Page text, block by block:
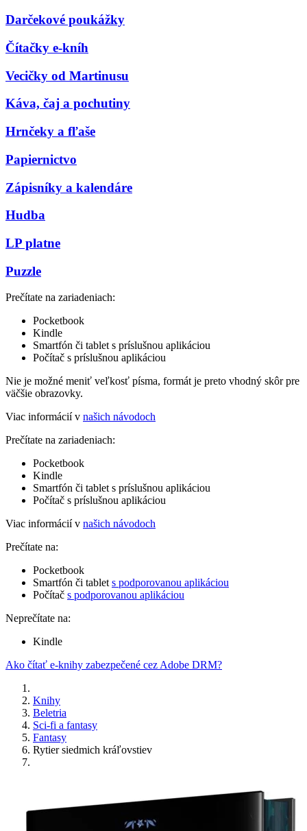
Darčekové poukážky
Čítačky e-kníh
Vecičky od Martinusu
Káva, čaj a pochutiny
Hrnčeky a fľaše
Papiernictvo
Zápisníky a kalendáre
Hudba
LP platne
Puzzle
Prečítate na zariadeniach:
Pocketbook
Kindle
Smartfón či tablet s príslušnou aplikáciou
Počítač s príslušnou aplikáciou
Nie je možné meniť veľkosť písma, formát je preto vhodný skôr pre
väčšie obrazovky.
Viac informácií v našich návodoch
Prečítate na zariadeniach:
Pocketbook
Kindle
Smartfón či tablet s príslušnou aplikáciou
Počítač s príslušnou aplikáciou
Viac informácií v našich návodoch
Prečítate na:
Pocketbook
Smartfón či tablet s podporovanou aplikáciou
Počítač s podporovanou aplikáciou
Neprečítate na:
Kindle
Ako čítať e-knihy zabezpečené cez Adobe DRM?
Knihy
Beletria
Sci-fi a fantasy
Fantasy
Rytier siedmich kráľovstiev